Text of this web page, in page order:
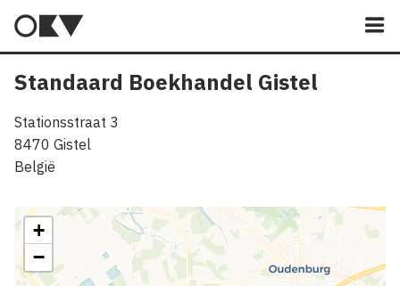
Standaard Boekhandel Gistel
Stationsstraat 3
8470 Gistel
België
+
−